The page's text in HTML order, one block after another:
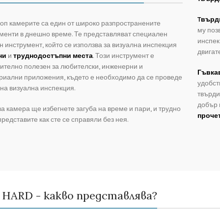
камерите са един от широко разпространените
в днешно време. Те представляват специален
инструмент, който се използва за визуална инспекция
и труднодостъпни места. Този инструмент е
полезен за любителски, инженерни и
приложения, където е необходимо да се проведе
визуална инспекция.
камера ще избегнете загуба на време и пари, и трудно
как сте се справяли без нея.
му
добър
- какво представлява?